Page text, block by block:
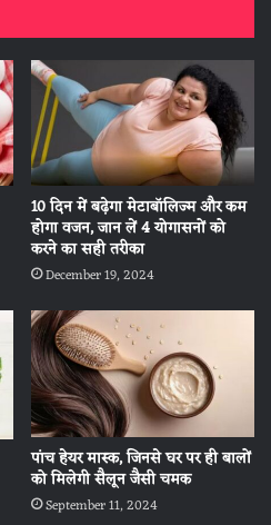
10 दिन में बढ़ेगा मेटाबॉलिज्म और कम
होगा वजन, जान लें 4 योगासनों को
करने का सही तरीका
December 19, 2024
पांच हेयर मास्क, जिनसे घर पर ही बालों
को मिलेगी सैलून जैसी चमक
September 11, 2024